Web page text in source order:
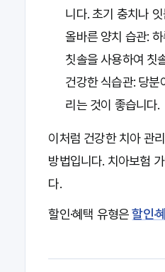
니다. 초기 충치나
올바른 양치 습관:
칫솔을 사용하여 칫
건강한 식습관: 당분
리는 것이 좋습니다.
이처럼 건강한 치아 관
방법입니다. 치아보험
다.
할인·혜택 유형은할인·